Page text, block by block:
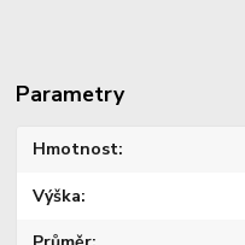
Parametry
Hmotnost
Výška